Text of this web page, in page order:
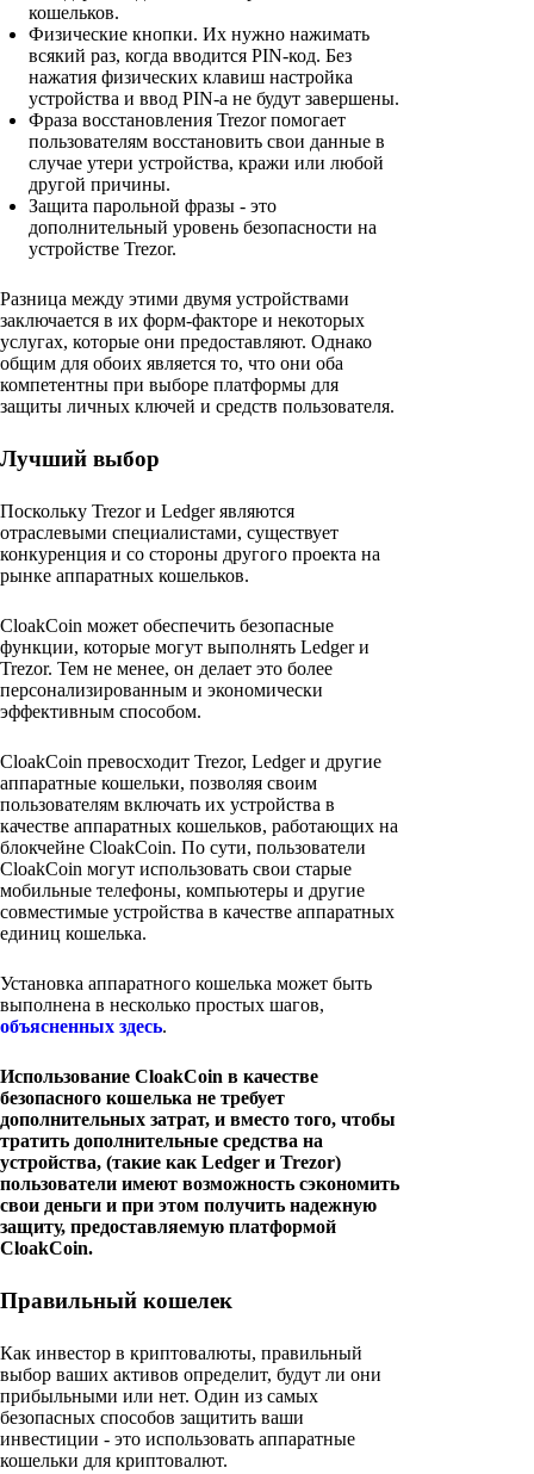
кошельков.
Физические кнопки. Их нужно нажимать
всякий раз, когда вводится PIN-код. Без
нажатия физических клавиш настройка
устройства и ввод PIN-а не будут завершены.
Фраза восстановления Trezor помогает
пользователям восстановить свои данные в
случае утери устройства, кражи или любой
другой причины.
Защита парольной фразы - это
дополнительный уровень безопасности на
устройстве Trezor.
Разница между этими двумя устройствами
заключается в их форм-факторе и некоторых
услугах, которые они предоставляют. Однако
общим для обоих является то, что они оба
компетентны при выборе платформы для
защиты личных ключей и средств пользователя.
Лучший выбор
Поскольку Trezor и Ledger являются
отраслевыми специалистами, существует
конкуренция и со стороны другого проекта на
рынке аппаратных кошельков.
CloakCoin может обеспечить безопасные
функции, которые могут выполнять Ledger и
Trezor. Тем не менее, он делает это более
персонализированным и экономически
эффективным способом.
CloakCoin превосходит Trezor, Ledger и другие
аппаратные кошельки, позволяя своим
пользователям включать их устройства в
качестве аппаратных кошельков, работающих на
блокчейне CloakCoin. По сути, пользователи
CloakCoin могут использовать свои старые
мобильные телефоны, компьютеры и другие
совместимые устройства в качестве аппаратных
единиц кошелька.
Установка аппаратного кошелька может быть
выполнена в несколько простых шагов,
объясненных здесь.
Использование CloakCoin в качестве
безопасного кошелька не требует
дополнительных затрат, и вместо того, чтобы
тратить дополнительные средства на
устройства, (такие как Ledger и Trezor)
пользователи имеют возможность сэкономить
свои деньги и при этом получить надежную
защиту, предоставляемую платформой
CloakCoin.
Правильный кошелек
Как инвестор в криптовалюты, правильный
выбор ваших активов определит, будут ли они
прибыльными или нет. Один из самых
безопасных способов защитить ваши
инвестиции - это использовать аппаратные
кошельки для криптовалют.